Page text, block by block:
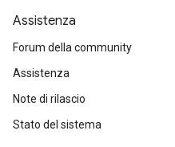
Assistenza
Forum della community
Assistenza
Note di rilascio
Stato del sistema